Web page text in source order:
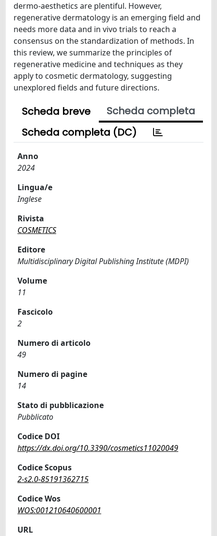
dermo-aesthetics are plentiful. However,
regenerative dermatology is an emerging field and
needs more data and in vivo trials to reach a
consensus on the standardization of methods. In
this review, we summarize the principles of
regenerative medicine and techniques as they
apply to cosmetic dermatology, suggesting
unexplored fields and future directions.
Scheda breve
Scheda completa
Scheda completa (DC)
Anno
2024
Lingua/e
Inglese
Rivista
COSMETICS
Editore
Multidisciplinary Digital Publishing Institute (MDPI)
Volume
11
Fascicolo
2
Numero di articolo
49
Numero di pagine
14
Stato di pubblicazione
Pubblicato
Codice DOI
https://dx.doi.org/10.3390/cosmetics11020049
Codice Scopus
2-s2.0-85191362715
Codice Wos
WOS:001210640600001
URL